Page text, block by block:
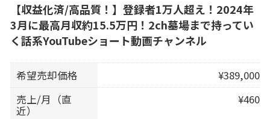
【収益化済/高品質！】登録者1万人超え！2024年
3月に最高月収約15.5万円！2ch墓場まで持ってい
く話系YouTubeショート動画チャンネル
希望売却価格
¥389,000
売上/月（直
近）
¥460